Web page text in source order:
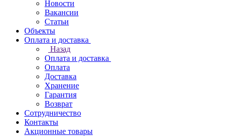
Новости
Вакансии
Статьи
Объекты
Оплата и доставка
Назад
Оплата и доставка
Оплата
Доставка
Хранение
Гарантия
Возврат
Сотрудничество
Контакты
Акционные товары